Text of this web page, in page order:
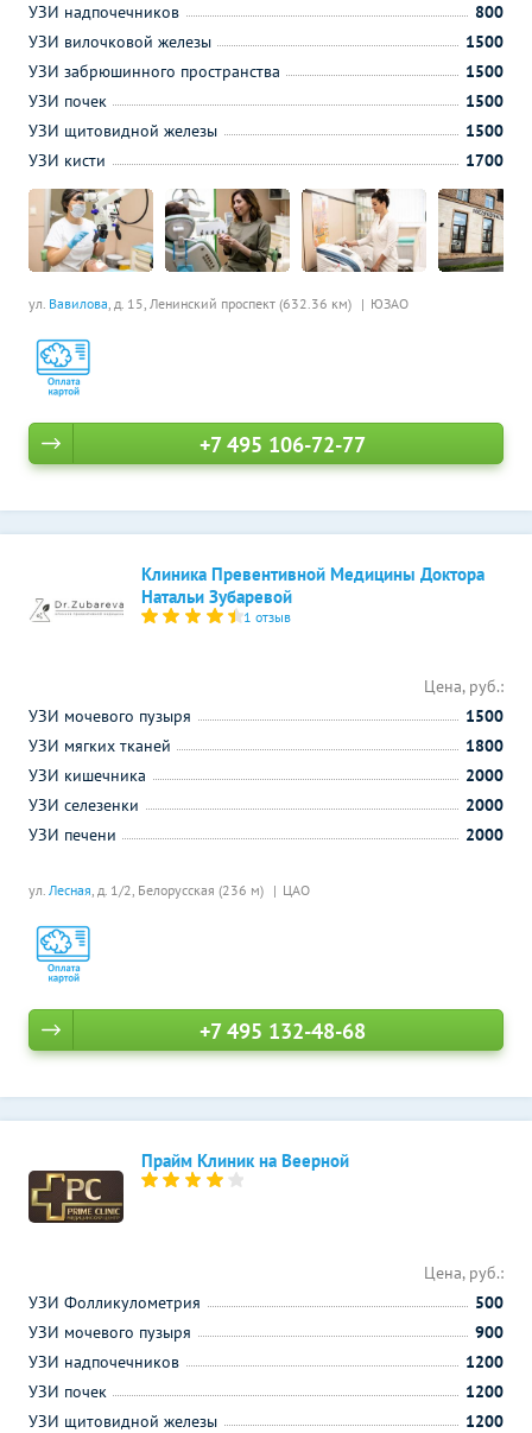
ул. Вавилова, д. 15, Ленинский проспект (632.36 км) ЮЗАО
УЗИ надпочечников
800
УЗИ вилочковой железы
1500
УЗИ забрюшинного пространства
1500
УЗИ почек
1500
УЗИ щитовидной железы
1500
УЗИ кисти
1700
+7 495 106-72-77
Клиника Превентивной Медицины Доктора
Натальи Зубаревой
1 отзыв
ул. Лесная, д. 1/2, Белорусская (236 м) ЦАО
Цена, руб.:
УЗИ мочевого пузыря
1500
УЗИ мягких тканей
1800
УЗИ кишечника
2000
УЗИ селезенки
2000
УЗИ печени
2000
+7 495 132-48-68
Прайм Клиник на Веерной
Цена, руб.:
УЗИ Фолликулометрия
500
УЗИ мочевого пузыря
900
УЗИ надпочечников
1200
УЗИ почек
1200
УЗИ щитовидной железы
1200